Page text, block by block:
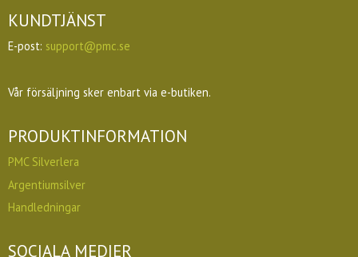
KUNDTJÄNST
E-post: support@pmc.se
Vår försäljning sker enbart via e-butiken.
PRODUKTINFORMATION
PMC Silverlera
Argentiumsilver
Handledningar
SOCIALA MEDIER